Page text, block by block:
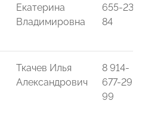
Екатерина
Владимировна
655-23-
84
Ткачев Илья
Александрович
8 914-
677-29-
99